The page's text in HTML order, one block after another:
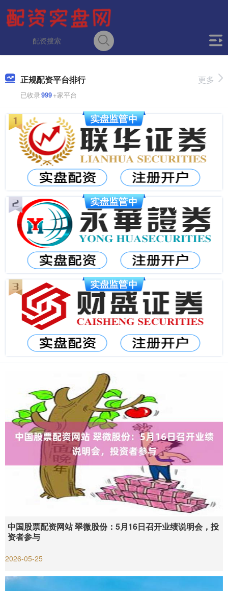
正规配资平台排行
已收录999+家平台
更多
中国股票配资网站 翠微股份：5月16日召开业绩说明会，投
资者参与
2026-05-25